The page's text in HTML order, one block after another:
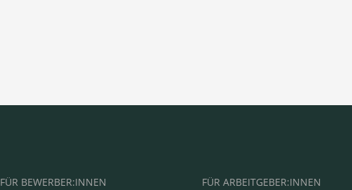
FÜR BEWERBER:INNEN FÜR ARBEITGEBER:INNEN